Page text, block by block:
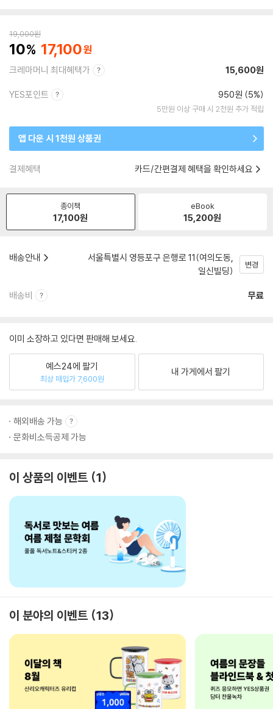
19,000원
10 17,100
크레마머니 최대혜택가 15,600원
YES포인트 950원 (5%)
5만원 이상 구매 시 2천원 추가 적립
앱 다운 시 1천원 상품권
결제혜택 카드/간편결제 혜택을 확인하세요
종이책
17,100원
eBook
15,200원
배송안내
서울특별시 영등포구 은행로 11(여의도동,
일신빌딩)
변경
배송비 무료
이미 소장하고 있다면 판매해 보세요.
예스24에 팔기
최상 매입가 7,600원
내 가게에서 팔기
해외배송 가능
문화비소득공제 가능
이 상품의 이벤트 1
이 분야의 이벤트 13